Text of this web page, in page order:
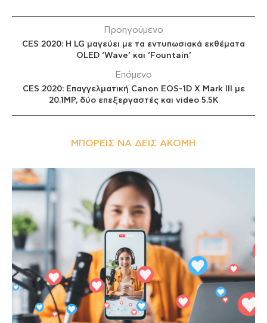
Προηγούμενο
CES 2020: Η LG μαγεύει με τα εντυπωσιακά εκθέματα
OLED ‘Wave’ και ‘Fountain’
Επόμενο
CES 2020: Eπαγγελματική Canon EOS-1D X Mark III με
20.1MP, δύο επεξεργαστές και video 5.5K
ΜΠΟΡΕΊΣ ΝΑ ΔΕΙΣ ΑΚΌΜΗ